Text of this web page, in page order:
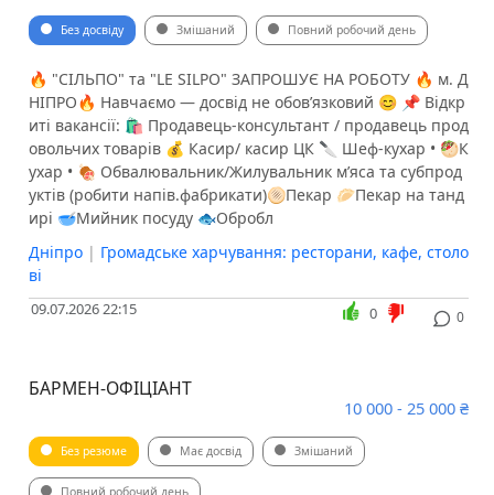
Без досвіду Змішаний Повний робочий день
🔥 "СІЛЬПО" та "LE SILPO" ЗАПРОШУЄ НА РОБОТУ 🔥 м. Д
НІПРО🔥 Навчаємо — досвід не обовʼязковий 😊 📌 Відкр
иті вакансії: 🛍 Продавець-консультант / продавець прод
овольчих товарів 💰 Касир/ касир ЦК 🔪 Шеф-кухар • 🥙К
ухар • 🍖 Обвалювальник/Жилувальник м’яса та субпрод
уктів (робити напів.фабрикати)🫓Пекар 🥟Пекар на танд
ирі 🥣Мийник посуду 🐟Обробл
Дніпро | Громадське харчування: ресторани, кафе, столо
ві
09.07.2026 22:15 0
0
БАРМЕН-ОФІЦІАНТ
10 000 - 25 000 ₴
Без резюме Має досвід Змішаний